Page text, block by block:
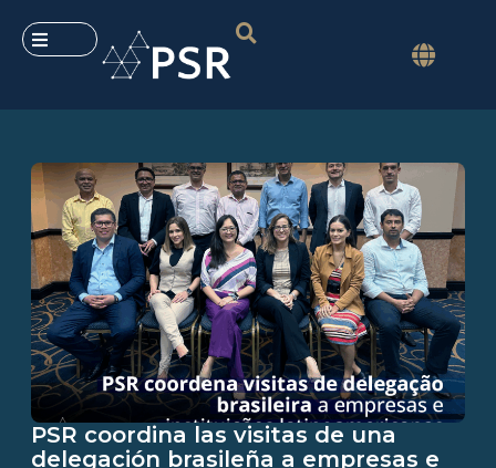
PSR coordina las visitas de una
delegación brasileña a empresas e